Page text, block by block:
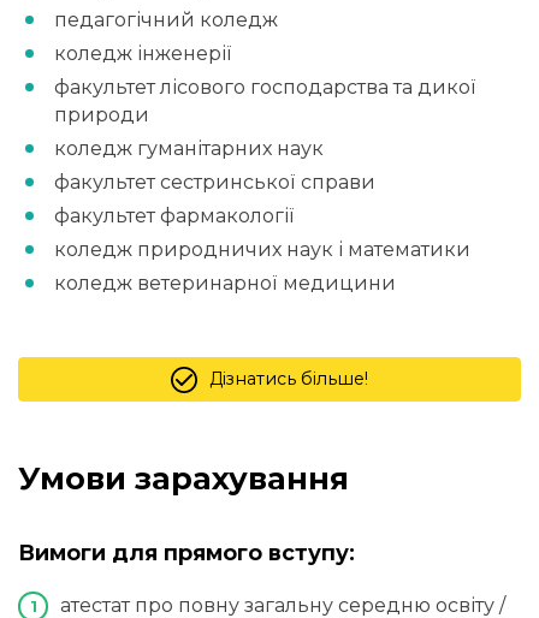
педагогічний коледж
коледж інженерії
факультет лісового господарства та дикої
природи
коледж гуманітарних наук
факультет сестринської справи
факультет фармакології
коледж природничих наук і математики
коледж ветеринарної медицини
Дізнатись більше!
Умови зарахування
Вимоги для прямого вступу:
атестат про повну загальну середню освіту /